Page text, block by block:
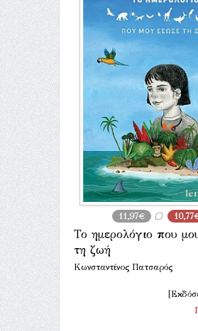
11,97€
Το ημερολόγιο που
τη ζωή
Κωνσταντίνος Πατσαρός